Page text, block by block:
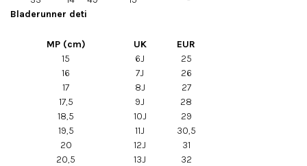
Bladerunner deti
MP (cm) UK
EUR
15
6J
25
16
7J
26
17
8J
27
17,5
9J
28
18,5
10J
29
19,5
11J
30,5
20
12J
31
20,5
13J
32